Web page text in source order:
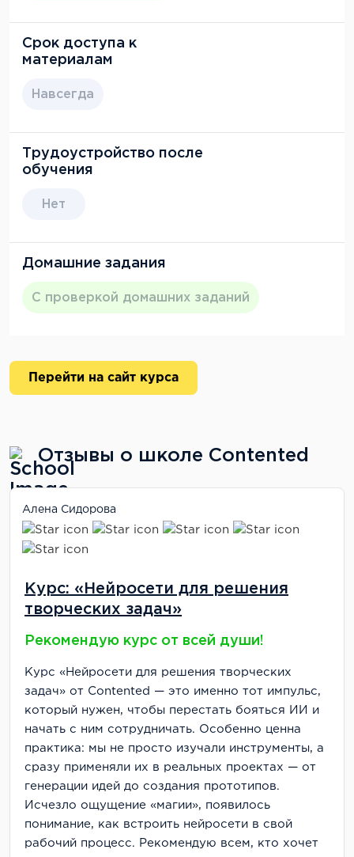
Срок доступа к
материалам
Навсегда
Трудоустройство после
обучения
Нет
Домашние задания
С проверкой домашних заданий
Перейти на сайт курса
Отзывы о школе Contented
Алена Сидорова
Курс: «Нейросети для решения
творческих задач»
Рекомендую курс от всей души!
Курс «Нейросети для решения творческих
задач» от Contented — это именно тот импульс,
который нужен, чтобы перестать бояться ИИ и
начать с ним сотрудничать. Особенно ценна
практика: мы не просто изучали инструменты, а
сразу применяли их в реальных проектах — от
генерации идей до создания прототипов.
Исчезло ощущение «магии», появилось
понимание, как встроить нейросети в свой
рабочий процесс. Рекомендую всем, кто хочет